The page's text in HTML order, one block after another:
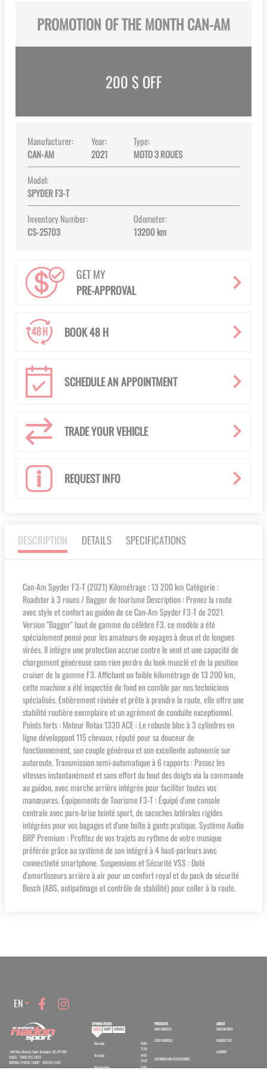
PROMOTION OF THE MONTH CAN-AM
200 $ OFF
Manufacturer:
CAN-AM
Year:
2021
Type:
MOTO 3 ROUES
Model:
SPYDER F3-T
Inventory Number:
CS-25703
Odometer:
13200 km
GET MY
PRE-APPROVAL
BOOK 48 H
SCHEDULE AN APPOINTMENT
TRADE YOUR VEHICLE
REQUEST INFO
DESCRIPTION DETAILS SPECIFICATIONS
Can-Am Spyder F3-T (2021) Kilométrage : 13 200 km Catégorie :
Roadster à 3 roues / Bagger de tourisme Description : Prenez la route
avec style et confort au guidon de ce Can-Am Spyder F3-T de 2021.
Version "Bagger" haut de gamme du célèbre F3, ce modèle a été
spécialement pensé pour les amateurs de voyages à deux et de longues
virées. Il intègre une protection accrue contre le vent et une capacité de
chargement généreuse sans rien perdre du look musclé et de la position
cruiser de la gamme F3. Affichant un faible kilométrage de 13 200 km,
cette machine a été inspectée de fond en comble par nos techniciens
spécialisés. Entièrement révisée et prête à prendre la route, elle offre une
stabilité routière exemplaire et un agrément de conduite exceptionnel.
Points forts : Moteur Rotax 1330 ACE : Le robuste bloc à 3 cylindres en
ligne développant 115 chevaux, réputé pour sa douceur de
fonctionnement, son couple généreux et son excellente autonomie sur
autoroute. Transmission semi-automatique à 6 rapports : Passez les
vitesses instantanément et sans effort du bout des doigts via la commande
au guidon, avec marche arrière intégrée pour faciliter toutes vos
manœuvres. Équipements de Tourisme F3-T : Équipé d'une console
centrale avec pare-brise teinté sport, de sacoches latérales rigides
intégrées pour vos bagages et d'une boîte à gants pratique. Système Audio
BRP Premium : Profitez de vos trajets au rythme de votre musique
préférée grâce au système de son intégré à 4 haut-parleurs avec
connectivité smartphone. Suspensions et Sécurité VSS : Doté
d'amortisseurs arrière à air pour un confort royal et du pack de sécurité
Bosch (ABS, antipatinage et contrôle de stabilité) pour coller à la route.
Language
EN
645 Rue Dubois, Saint-Eustache, QC J7P 3W1
SALES: 1 866 333-2033
SERVICE / PARTS / SHOP: 450 473-2381
OPENING HOURS
SALES SHOP SERVICE
Monday
9:00 -
17:30
Tuesday
9:00 -
17:30
Wednesday
9:00 -
ABOUT
OUR HISTORY
CONTACT US
CARRER
PRODUCTS
NEW VEHICLES
USED VEHICLES
CLOTHING AND ACCESSORIES